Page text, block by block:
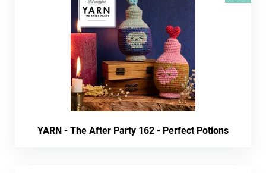
YARN - The After Party 162 - Perfect Potions